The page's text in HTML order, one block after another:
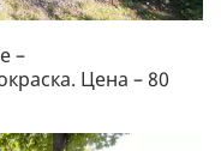
–
Цена – 80